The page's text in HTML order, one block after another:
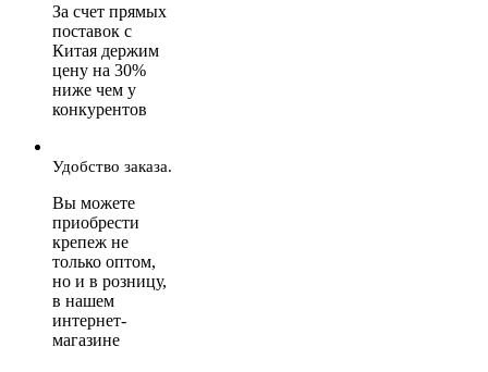
За счет прямых
поставок с
Китая держим
цену на 30%
ниже чем у
конкурентов
Удобство заказа.
Вы можете
приобрести
крепеж не
только оптом,
но и в розницу,
в нашем
интернет-
магазине